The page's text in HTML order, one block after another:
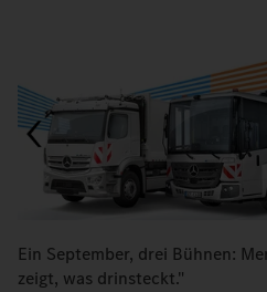
Ein September, drei Bühnen:
zeigt, was drinsteckt."